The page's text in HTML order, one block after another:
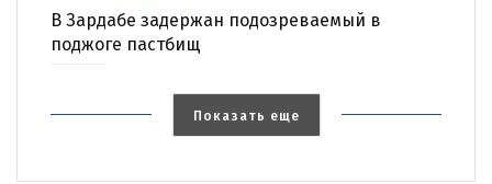
В Зардабе задержан подозреваемый в
поджоге пастбищ
Показать еще